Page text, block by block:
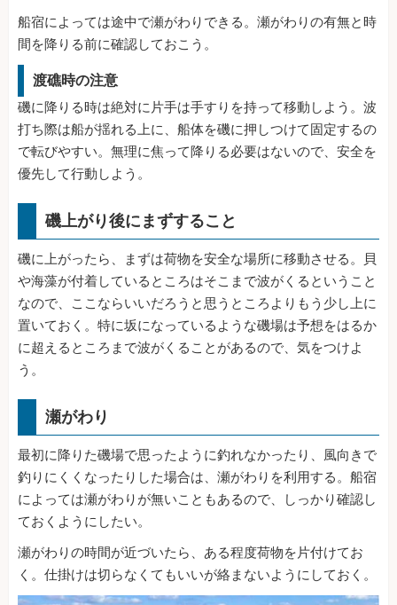
船宿によっては途中で瀬がわりできる。瀬がわりの有無と時
間を降りる前に確認しておこう。
渡礁時の注意
磯に降りる時は絶対に片手は手すりを持って移動しよう。波
打ち際は船が揺れる上に、船体を磯に押しつけて固定するの
で転びやすい。無理に焦って降りる必要はないので、安全を
優先して行動しよう。
磯上がり後にまずすること
磯に上がったら、まずは荷物を安全な場所に移動させる。貝
や海藻が付着しているところはそこまで波がくるということ
なので、ここならいいだろうと思うところよりもう少し上に
置いておく。特に坂になっているような磯場は予想をはるか
に超えるところまで波がくることがあるので、気をつけよ
う。
瀬がわり
最初に降りた磯場で思ったように釣れなかったり、風向きで
釣りにくくなったりした場合は、瀬がわりを利用する。船宿
によっては瀬がわりが無いこともあるので、しっかり確認し
ておくようにしたい。
瀬がわりの時間が近づいたら、ある程度荷物を片付けてお
く。仕掛けは切らなくてもいいが絡まないようにしておく。